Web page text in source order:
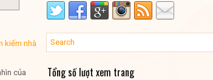
kiếm nhà
của
Tổng số lượt xem trang